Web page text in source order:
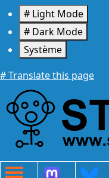
Aller au contenu principal
# Light Mode
# Dark Mode
Système
# Translate this page